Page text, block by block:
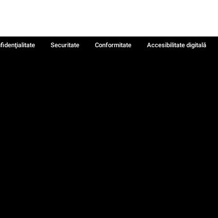
Securitate Conformitate
Accesibilitate digitală